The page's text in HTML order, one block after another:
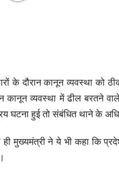
के दौरान कानून व्यवस्था
कानून व्यवस्था में ढील बरतने
घटना हुई तो संबंधित थाने के
ही मुख्यमंत्री ने ये भी कहा कि